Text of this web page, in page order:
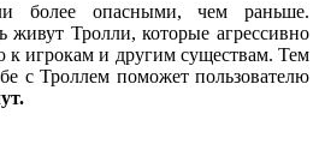
более опасными, чем раньше.
живут Тролли, которые агрессивно
игрокам и другим существам. Тем
с Троллем поможет пользователю